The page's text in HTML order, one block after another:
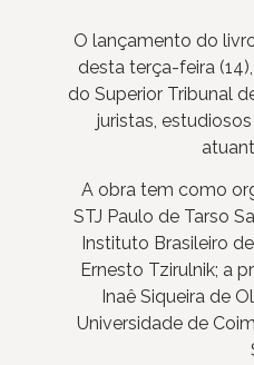
O lançamento do
desta terça-feira
do Superior Tribunal
juristas,
A obra tem como
STJ Paulo de Tarso
Instituto Brasileiro
Ernesto Tzirulnik; a
Inaê Siqueira de
Universidade de